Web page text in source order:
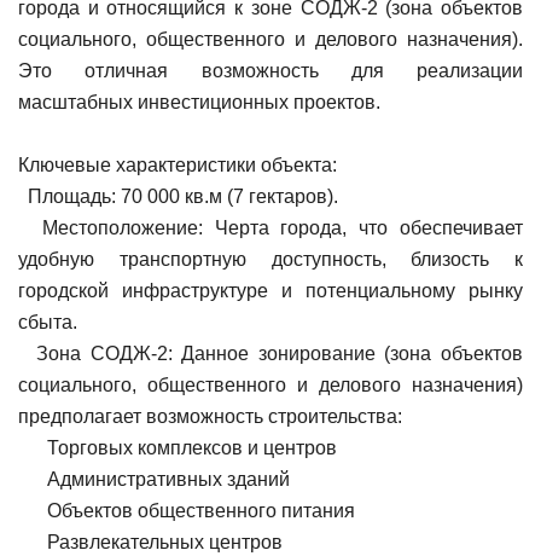
города и относящийся к зоне СОДЖ-2 (зона объектов
социального, общественного и делового назначения).
Это отличная возможность для реализации
масштабных инвестиционных проектов.
Ключевые характеристики объекта:
Площадь: 70 000 кв.м (7 гектаров).
Местоположение: Черта города, что обеспечивает
удобную транспортную доступность, близость к
городской инфраструктуре и потенциальному рынку
сбыта.
Зона СОДЖ-2: Данное зонирование (зона объектов
социального, общественного и делового назначения)
предполагает возможность строительства:
Торговых комплексов и центров
Административных зданий
Объектов общественного питания
Развлекательных центров